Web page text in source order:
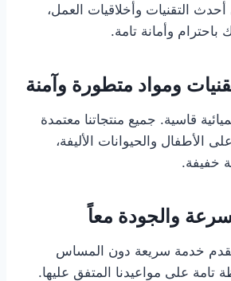
التقنيات وأخلاقيات العمل،
باحترام وأمانة تامة.
قاسية. جميع منتجاتنا معتمدة
الأطفال والحيوانات الأليفة،
خفيفة.
خدمة سريعة دون المساس
تامة على مواعيدنا المتفق عليها.